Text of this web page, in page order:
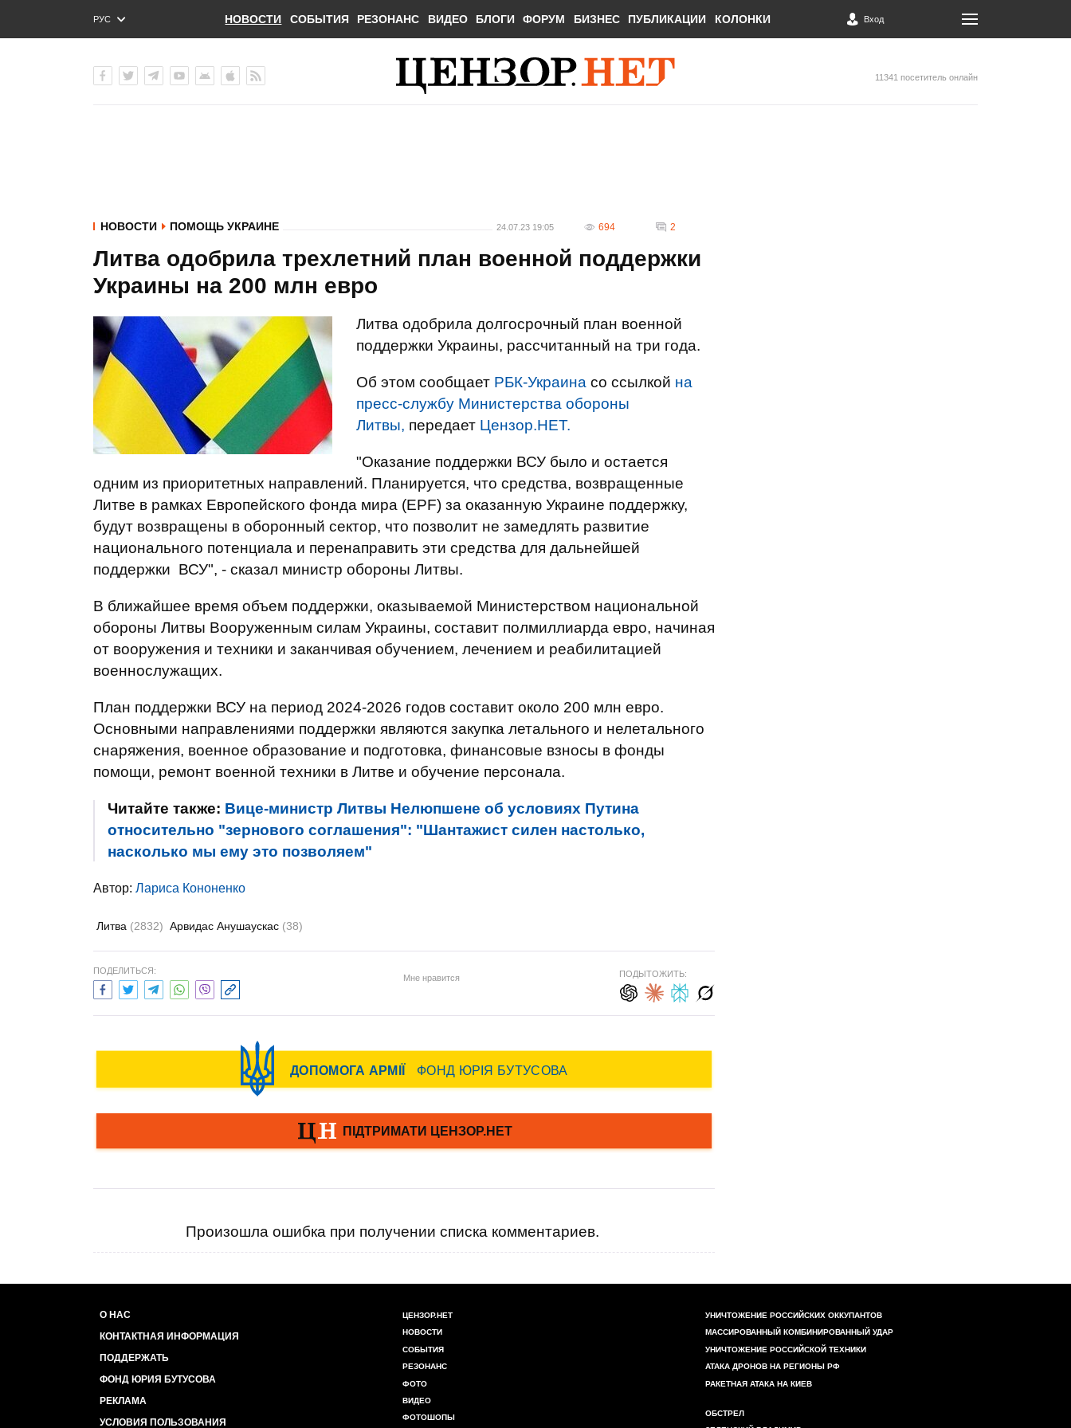
РУС
ENG
НОВОСТИ СОБЫТИЯ РЕЗОНАНС ВИДЕО БЛОГИ ФОРУМ БИЗНЕС ПУБЛИКАЦИИ КОЛОНКИ Вход
11341 посетитель онлайн
НОВОСТИ ПОМОЩЬ УКРАИНЕ 24.07.23 19:05 694 2
Литва одобрила трехлетний план военной поддержки
Украины на 200 млн евро
Литва одобрила долгосрочный план военной
поддержки Украины, рассчитанный на три года.
Об этом сообщает РБК-Украина со ссылкой на
пресс-службу Министерства обороны
Литвы, передает Цензор.НЕТ.
"Оказание поддержки ВСУ было и остается
одним из приоритетных направлений. Планируется, что средства, возвращенные
Литве в рамках Европейского фонда мира (EPF) за оказанную Украине поддержку,
будут возвращены в оборонный сектор, что позволит не замедлять развитие
национального потенциала и перенаправить эти средства для дальнейшей
поддержки ВСУ", - сказал министр обороны Литвы.
В ближайшее время объем поддержки, оказываемой Министерством национальной
обороны Литвы Вооруженным силам Украины, составит полмиллиарда евро, начиная
от вооружения и техники и заканчивая обучением, лечением и реабилитацией
военнослужащих.
План поддержки ВСУ на период 2024-2026 годов составит около 200 млн евро.
Основными направлениями поддержки являются закупка летального и нелетального
снаряжения, военное образование и подготовка, финансовые взносы в фонды
помощи, ремонт военной техники в Литве и обучение персонала.
Читайте также: Вице-министр Литвы Нелюпшене об условиях Путина
относительно "зернового соглашения": "Шантажист силен настолько,
насколько мы ему это позволяем"
Автор: Лариса Кононенко
Литва (2832) Арвидас Анушаускас (38)
ПОДЕЛИТЬСЯ:
Мне нравится ПОДЫТОЖИТЬ:
Произошла ошибка при получении списка комментариев.
О НАС
КОНТАКТНАЯ ИНФОРМАЦИЯ
ПОДДЕРЖАТЬ
ФОНД ЮРИЯ БУТУСОВА
РЕКЛАМА
УСЛОВИЯ ПОЛЬЗОВАНИЯ
ЦЕНЗОР.НЕТ
НОВОСТИ
СОБЫТИЯ
РЕЗОНАНС
ФОТО
ВИДЕО
ФОТОШОПЫ
УНИЧТОЖЕНИЕ РОССИЙСКИХ ОККУПАНТОВ
МАССИРОВАННЫЙ КОМБИНИРОВАННЫЙ УДАР
УНИЧТОЖЕНИЕ РОССИЙСКОЙ ТЕХНИКИ
АТАКА ДРОНОВ НА РЕГИОНЫ РФ
РАКЕТНАЯ АТАКА НА КИЕВ
ОБСТРЕЛ